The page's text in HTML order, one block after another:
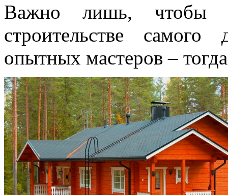
Важно лишь, чтобы
строительстве самого
опытных мастеров –